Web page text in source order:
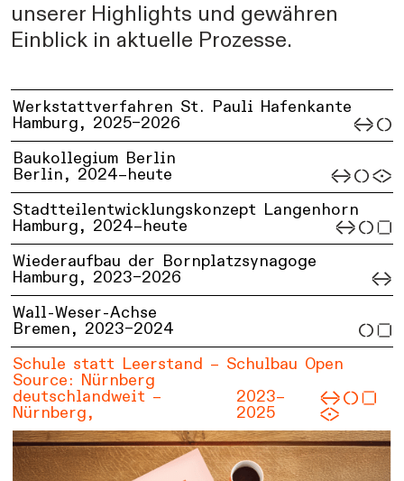
unserer Highlights und gewähren
Einblick in aktuelle Prozesse.
Werkstattverfahren St. Pauli Hafenkante
Hamburg, 2025–2026
Baukollegium Berlin
Berlin, 2024–heute
Stadtteilentwicklungskonzept Langenhorn
Hamburg, 2024–heute
Wiederaufbau der Bornplatzsynagoge
Hamburg, 2023–2026
Wall-Weser-Achse
Bremen, 2023–2024
Schule statt Leerstand – Schulbau Open
Source: Nürnberg
deutschlandweit –
Nürnberg,
2023–
2025